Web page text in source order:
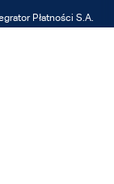
Płatności S.A.